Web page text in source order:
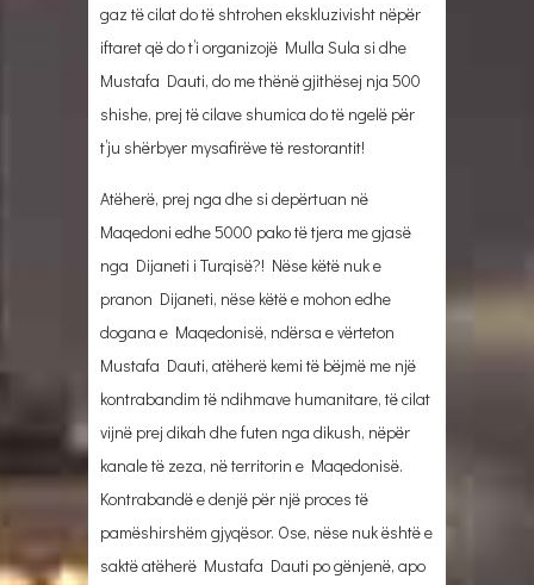
gaz të cilat do të shtrohen ekskluzivisht nëpër
iftaret që do t’i organizojë Mulla Sula si dhe
Mustafa Dauti, do me thënë gjithësej nja 500
shishe, prej të cilave shumica do të ngelë për
t’ju shërbyer mysafirëve të restorantit!
Atëherë, prej nga dhe si depërtuan në
Maqedoni edhe 5000 pako të tjera me gjasë
nga Dijaneti i Turqisë?! Nëse këtë nuk e
pranon Dijaneti, nëse këtë e mohon edhe
dogana e Maqedonisë, ndërsa e vërteton
Mustafa Dauti, atëherë kemi të bëjmë me një
kontrabandim të ndihmave humanitare, të cilat
vijnë prej dikah dhe futen nga dikush, nëpër
kanale të zeza, në territorin e Maqedonisë.
Kontrabandë e denjë për një proces të
pamëshirshëm gjyqësor. Ose, nëse nuk është e
saktë atëherë Mustafa Dauti po gënjenë, apo